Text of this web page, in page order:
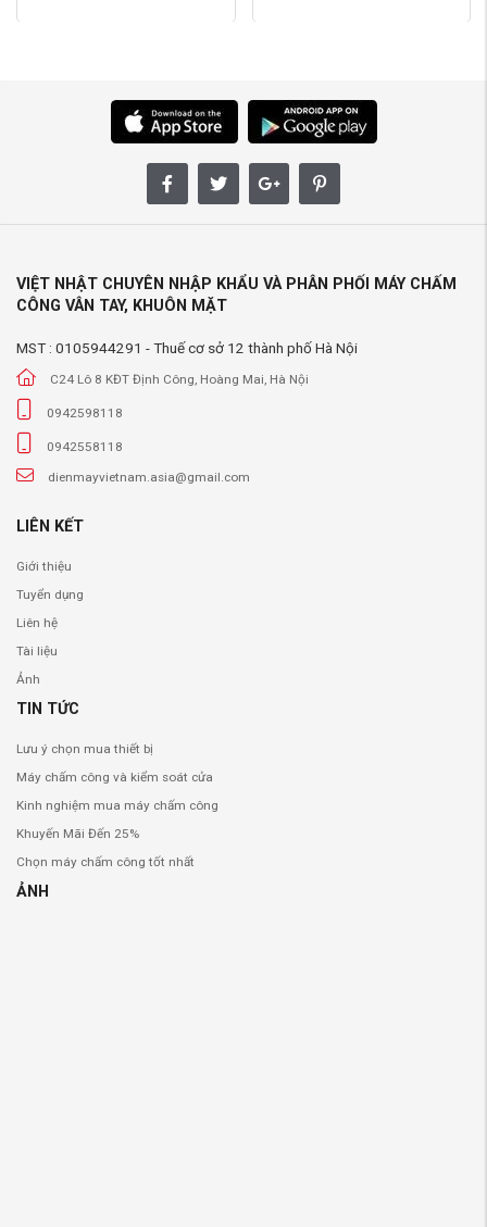
VIỆT NHẬT CHUYÊN NHẬP KHẨU VÀ PHÂN PHỐI MÁY CHẤM
CÔNG VÂN TAY, KHUÔN MẶT
MST : 0105944291 - Thuế cơ sở 12 thành phố Hà Nội
C24 Lô 8 KĐT Định Công, Hoàng Mai, Hà Nội
0942598118
0942558118
dienmayvietnam.asia@gmail.com
LIÊN KẾT
Giới thiệu
Tuyển dụng
Liên hệ
Tài liệu
Ảnh
TIN TỨC
Lưu ý chọn mua thiết bị
Máy chấm công và kiểm soát cửa
Kinh nghiệm mua máy chấm công
Khuyến Mãi Đến 25%
Chọn máy chấm công tốt nhất
ẢNH